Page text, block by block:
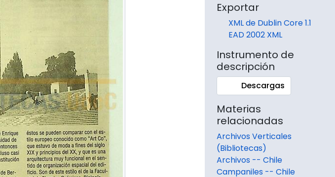
Exportar
XML de Dublin Core 1.1
EAD 2002 XML
Instrumento de
descripción
Descargas
Materias
relacionadas
Archivos Verticales
(Bibliotecas)
Archivos -- Chile
Campaniles -- Chile